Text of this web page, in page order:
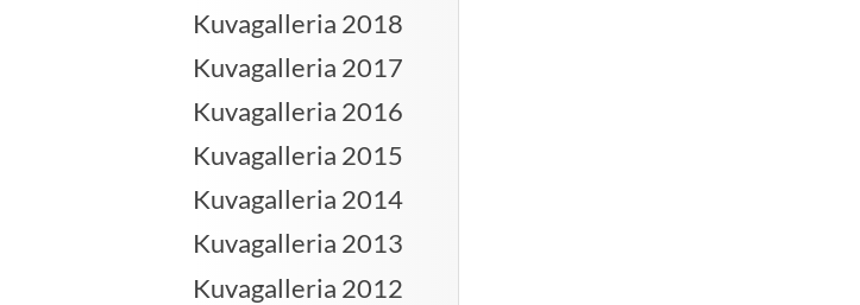
Kuvagalleria 2018
Kuvagalleria 2017
Kuvagalleria 2016
Kuvagalleria 2015
Kuvagalleria 2014
Kuvagalleria 2013
Kuvagalleria 2012